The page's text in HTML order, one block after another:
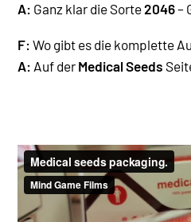
A: Ganz klar die Sorte2046–
F: Wo gibt es die komplette
A: Auf der Medical Seeds